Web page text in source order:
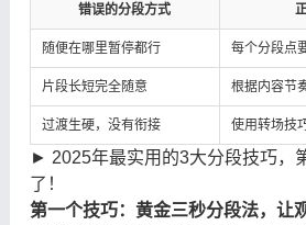
错误的分段方式
随便在哪里暂停都行 每个分段点
片段长短完全随意 根据内容节
过渡生硬，没有衔接 使用转场技
► 2025年最实用的3大分段技巧，
了！
第一个技巧：黄金三秒分段法，让